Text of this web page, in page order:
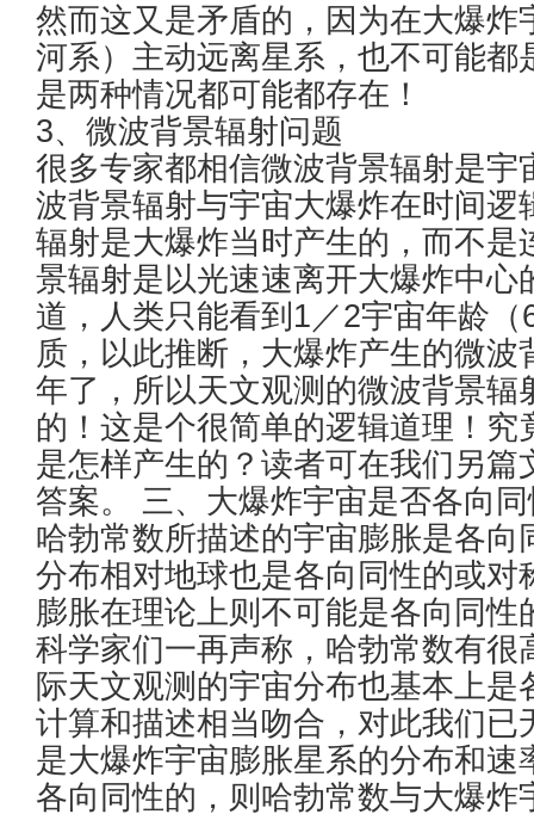
然而这又是矛盾的，因为在大爆
河系）主动远离星系，也不可能
是两种情况都可能都存在！
3、微波背景辐射问题
很多专家都相信微波背景辐射是
波背景辐射与宇宙大爆炸在时间
辐射是大爆炸当时产生的，而不
景辐射是以光速速离开大爆炸中
道，人类只能看到1／2宇宙年龄
质，以此推断，大爆炸产生的微
年了，所以天文观测的微波背景
的！这是个很简单的逻辑道理！
是怎样产生的？读者可在我们另
答案。 三、大爆炸宇宙是否各向
哈勃常数所描述的宇宙膨胀是各
分布相对地球也是各向同性的或
膨胀在理论上则不可能是各向同
科学家们一再声称，哈勃常数有
际天文观测的宇宙分布也基本上
计算和描述相当吻合，对此我们
是大爆炸宇宙膨胀星系的分布和
各向同性的，则哈勃常数与大爆